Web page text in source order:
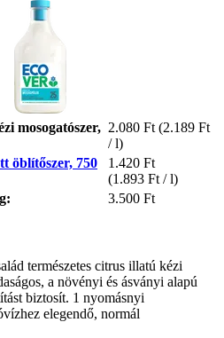
mosogatószer, 2.080 Ft (2.189 Ft
/ l)
öblítőszer, 750
1.420 Ft
(1.893 Ft / l)
3.500 Ft
természetes citrus illatú kézi
a növényi és ásványi alapú
biztosít. 1 nyomásnyi
elegendő, normál